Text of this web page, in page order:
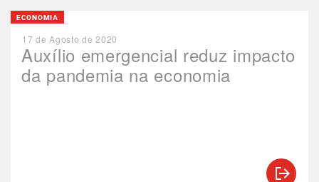
Auxílio emergencial reduz impacto
da pandemia na economia
ECONOMIA
17 de Agosto de 2020